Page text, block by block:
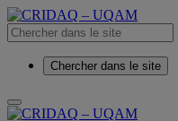
Chercher dans le site